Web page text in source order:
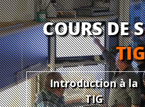
COURS DE
Introduction à la
TIG